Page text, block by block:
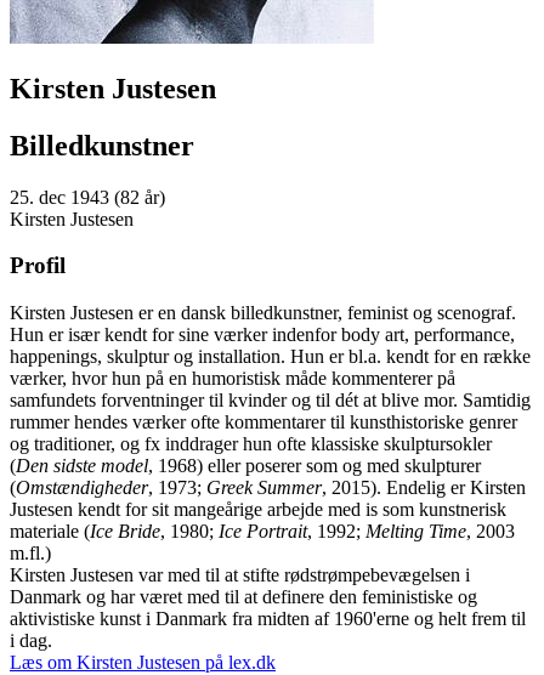
Kirsten Justesen
Billedkunstner
25. dec 1943 (82 år)
Kirsten Justesen
Profil
Kirsten Justesen er en dansk billedkunstner, feminist og scenograf.
Hun er især kendt for sine værker indenfor body art, performance,
happenings, skulptur og installation. Hun er bl.a. kendt for en række
værker, hvor hun på en humoristisk måde kommenterer på
samfundets forventninger til kvinder og til dét at blive mor. Samtidig
rummer hendes værker ofte kommentarer til kunsthistoriske genrer
og traditioner, og fx inddrager hun ofte klassiske skulptursokler
(Den sidste model, 1968) eller poserer som og med skulpturer
(Omstændigheder, 1973; Greek Summer, 2015). Endelig er Kirsten
Justesen kendt for sit mangeårige arbejde med is som kunstnerisk
materiale (Ice Bride, 1980; Ice Portrait, 1992; Melting Time, 2003
m.fl.)
Kirsten Justesen var med til at stifte rødstrømpebevægelsen i
Danmark og har været med til at definere den feministiske og
aktivistiske kunst i Danmark fra midten af 1960'erne og helt frem til
i dag.
Læs om Kirsten Justesen på lex.dk